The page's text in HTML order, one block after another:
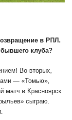
в РПЛ.
клуба?
Во-вторых,
— «Томью»,
матч в Красноярск
сыграю.